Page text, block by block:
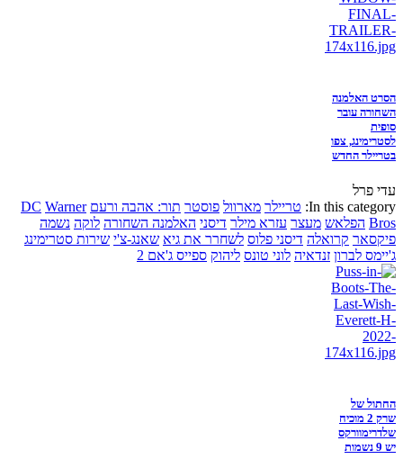
הסרט האלמנה
השחורה עובר
סופית
לסטרימינג, צפו
בטריילר החדש
עדי פרל
In this category: טריילר מארוול פוסטר תור: אהבה ורעם DC Warner
Bros הפלאש מעצר עזרא מילר דיסני האלמנה השחורה לוקה נשמה
פיקסאר קרואלה דיסני פלוס לשחרר את גיא שאנג-צ'י שירות סטרימינג
ג'יימס לברון זנדאיה לוני טונס ליהוק ספייס ג'אם 2
החתול של
שרק 2 מוכיח
שלדרימוורקס
יש 9 נשמות